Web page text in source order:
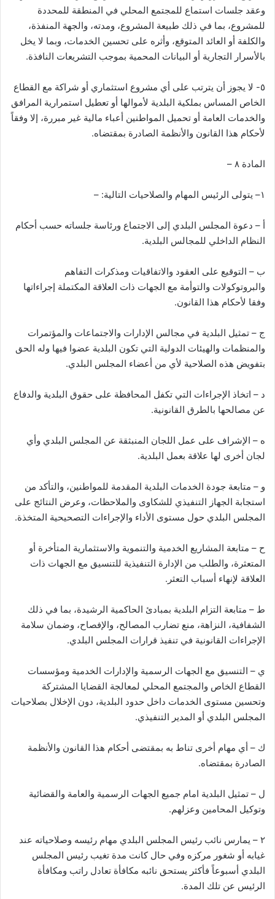
وعقد جلسات استماع للمجتمع المحلي في المنطقة للمحددة
للمشروع، بما في ذلك طبيعة المشروع، ومدته، والجهة المنفذة،
والكلفة أو العائد المتوقع، وأثره على تحسين الخدمات، وبما لا يخل
بالأسرار التجارية أو البيانات المحمية بموجب التشريعات النافذة.
٥- لا يجوز أن يترتب على أي مشروع استثماري أو شراكة مع القطاع
الخاص المساس بملكية البلدية لأموالها أو تعطيل استمرارية المرافق
والخدمات العامة أو تحميل المواطنين أعباء مالية غير مبررة، إلا وفقاً
لأحكام هذا القانون والأنظمة الصادرة بمقتضاه.
المادة ٨ –
١– يتولى الرئيس المهام والصلاحيات التالية: –
أ – دعوة المجلس البلدي إلى الاجتماع ورئاسة جلساته حسب أحكام
النظام الداخلي للمجالس البلدية.
ب – التوقيع على العقود والاتفاقيات ومذكرات التفاهم
والبروتوكولات والتوأمة مع الجهات ذات العلاقة المكتملة إجراءاتها
وفقا لأحكام هذا القانون.
ج – تمثيل البلدية في مجالس الإدارات والاجتماعات والمؤتمرات
والمنظمات والهيئات الدولية التي تكون البلدية عضوا فيها وله الحق
بتفويض هذه الصلاحية لأي من أعضاء المجلس البلدي.
د – اتخاذ الإجراءات التي تكفل المحافظة على حقوق البلدية والدفاع
عن مصالحها بالطرق القانونية.
ه – الإشراف على عمل اللجان المنبثقة عن المجلس البلدي وأي
لجان أخرى لها علاقة بعمل البلدية.
و – متابعة جودة الخدمات البلدية المقدمة للمواطنين، والتأكد من
استجابة الجهاز التنفيذي للشكاوى والملاحظات، وعرض النتائج على
المجلس البلدي حول مستوى الأداء والإجراءات التصحيحية المتخذة.
ح – متابعة المشاريع الخدمية والتنموية والاستثمارية المتأخرة أو
المتعثرة، والطلب من الإدارة التنفيذية للتنسيق مع الجهات ذات
العلاقة لإنهاء أسباب التعثر.
ط – متابعة التزام البلدية بمبادئ الحاكمية الرشيدة، بما في ذلك
الشفافية، النزاهة، منع تضارب المصالح، والإفصاح، وضمان سلامة
الإجراءات القانونية في تنفيذ قرارات المجلس البلدي.
ي – التنسيق مع الجهات الرسمية والإدارات الخدمية ومؤسسات
القطاع الخاص والمجتمع المحلي لمعالجة القضايا المشتركة
وتحسين مستوى الخدمات داخل حدود البلدية، دون الإخلال بصلاحيات
المجلس البلدي أو المدير التنفيذي.
ك – أي مهام أخرى تناط به بمقتضى أحكام هذا القانون والأنظمة
الصادرة بمقتضاه.
ل – تمثيل البلدية امام جميع الجهات الرسمية والعامة والقضائية
وتوكيل المحامين وعزلهم.
٢ – يمارس نائب رئيس المجلس البلدي مهام رئيسه وصلاحياته عند
غيابه أو شغور مركزه وفي حال كانت مدة تغيب رئيس المجلس
البلدي أسبوعاً فأكثر يستحق نائبه مكافأة تعادل راتب ومكافأة
الرئيس عن تلك المدة.